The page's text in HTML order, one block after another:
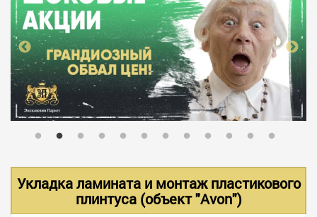
ГЛАВНАЯ
АССОРТИМЕНТ
В НАЛИЧИИ
АКЦИИ
Укладка ламината и монтаж пластикового
плинтуса (объект "Avon")